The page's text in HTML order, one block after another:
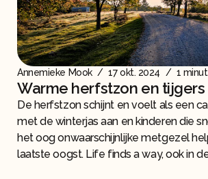
Annemieke Mook / 17 okt. 2024 / 1
Warme herfstzon en tijgers
De herfstzon schijnt en voelt als een
met de winterjas aan en kinderen die
het oog onwaarschijnlijke metgezel
laatste oogst. Life finds a way, ook in